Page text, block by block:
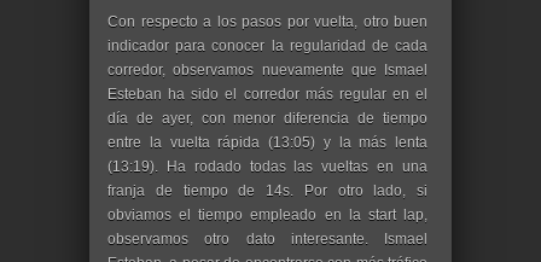
Con respecto a los pasos por vuelta, otro buen
indicador para conocer la regularidad de cada
corredor, observamos nuevamente que Ismael
Esteban ha sido el corredor más regular en el
día de ayer, con menor diferencia de tiempo
entre la vuelta rápida (13:05) y la más lenta
(13:19). Ha rodado todas las vueltas en una
franja de tiempo de 14s. Por otro lado, si
obviamos el tiempo empleado en la start lap,
observamos otro dato interesante. Ismael